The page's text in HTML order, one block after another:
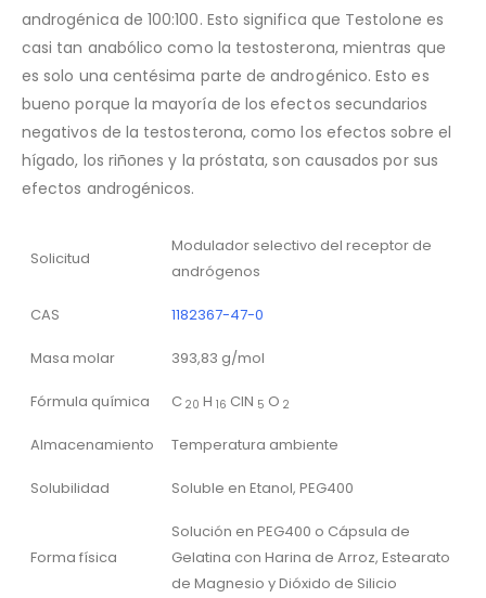
androgénica de 100:100. Esto significa que Testolone es
casi tan anabólico como la testosterona, mientras que
es solo una centésima parte de androgénico. Esto es
bueno porque la mayoría de los efectos secundarios
negativos de la testosterona, como los efectos sobre el
hígado, los riñones y la próstata, son causados ​​por sus
efectos androgénicos.
Solicitud
Modulador selectivo del receptor de
andrógenos
CAS 1182367-47-0
Masa molar 393,83 g/mol
Fórmula química C 20 H 16 ClN 5 O 2
Almacenamiento Temperatura ambiente
Solubilidad Soluble en Etanol, PEG400
Forma física
Solución en PEG400 o Cápsula de
Gelatina con Harina de Arroz, Estearato
de Magnesio y Dióxido de Silicio